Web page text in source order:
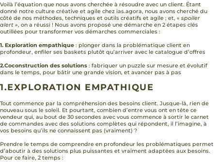
Voilà l’équation que nous avons cherchée à résoudre avec un client. Étant
donné notre culture créative et agile chez ias.agora, nous avons cherché du
côté de nos méthodes, techniques et outils créatifs et agile ; et, « spoiler
alert », on a réussi ! Nous avons proposé une démarche en 2 étapes clés
outillées pour transformer vos démarches commerciales :
1. Exploration empathique : plonger dans la problématique client en
profondeur, enfiler ses baskets plutôt qu’arriver avec le catalogue d’offres
2.Coconstruction des solutions : fabriquer un puzzle sur mesure et évolutif
dans le temps, pour bâtir une grande vision, et avancer pas à pas
1.EXPLORATION EMPATHIQUE
Tout commence par la compréhension des besoins client. Jusque-là, rien de
nouveau sous le soleil. Et pourtant, combien d’entre vous ont en tête ce
vendeur qui, au bout de 30 secondes avec vous commence à sortir le carnet
de commandes avec des solutions complètes qui répondent, il l’imagine, à
vos besoins qu’ils ne connaissent pas (vraiment) ?
Prendre le temps de comprendre en profondeur les problématiques permet
d’aboutir à des solutions plus puissantes et vraiment adaptées aux besoins.
Pour ce faire, 2 temps :